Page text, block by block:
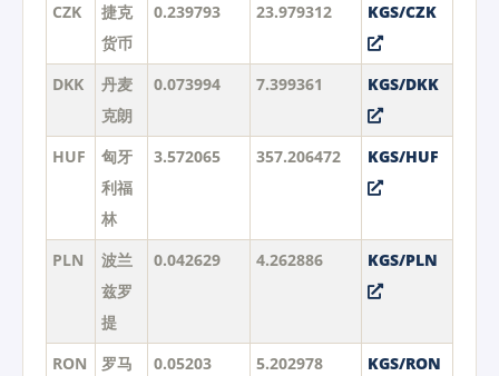
CZK
捷克
货币
0.239793 23.979312 KGS/CZK
DKK
丹麦
克朗
0.073994 7.399361 KGS/DKK
HUF
匈牙
利福
林
3.572065 357.206472 KGS/HUF
PLN
波兰
兹罗
提
0.042629 4.262886 KGS/PLN
RON
罗马
0.05203 5.202978 KGS/RON